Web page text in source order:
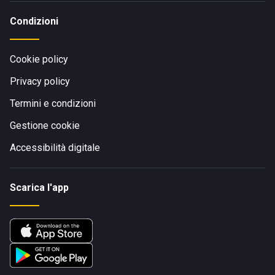
Condizioni
Cookie policy
Privacy policy
Termini e condizioni
Gestione cookie
Accessibilità digitale
Scarica l'app